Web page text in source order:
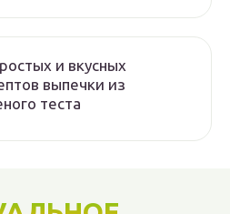
и вкусных
выпечки из
теста